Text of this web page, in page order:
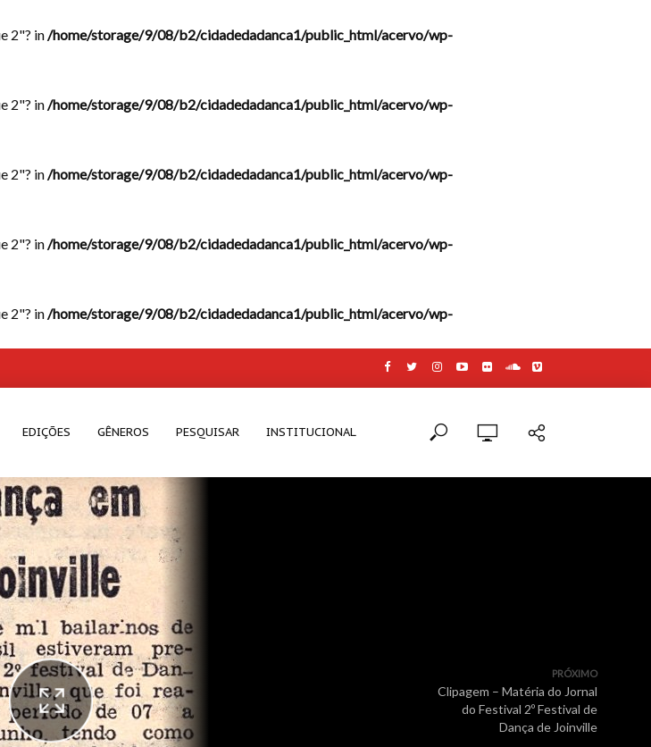
2"? in/home/storage/9/08/b2/cidadedadanca1/public_html/acervo/wp-
2"? in/home/storage/9/08/b2/cidadedadanca1/public_html/acervo/wp-
2"? in/home/storage/9/08/b2/cidadedadanca1/public_html/acervo/wp-
2"? in/home/storage/9/08/b2/cidadedadanca1/public_html/acervo/wp-
2"? in/home/storage/9/08/b2/cidadedadanca1/public_html/acervo/wp-
EDIÇÕES GÊNEROS PESQUISAR INSTITUCIONAL
PRÓXIMO
Clipagem – Matéria do Jornal
do Festival 2º Festival de
Dança de Joinville